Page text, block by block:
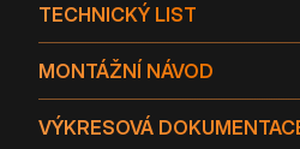
TECHNICKÝ LIST
MONTÁŽNÍ NÁVOD
VÝKRESOVÁ